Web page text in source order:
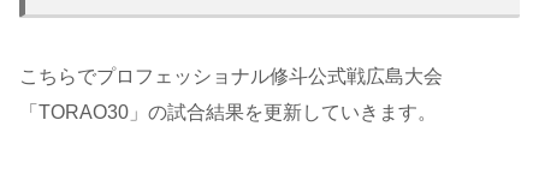
こちらでプロフェッショナル修斗公式戦広島大会
「TORAO30」の試合結果を更新していきます。